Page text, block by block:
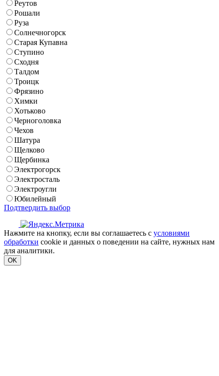
Реутов
Рошали
Руза
Солнечногорск
Старая Купавна
Ступино
Сходня
Талдом
Троицк
Фрязино
Химки
Хотьково
Черноголовка
Чехов
Шатура
Щелково
Щербинка
Электрогорск
Электросталь
Электроугли
Юбилейный
Подтвердить выбор
Нажмите на кнопку, если вы соглашаетесь с условиями
обработки cookie и данных о поведении на сайте, нужных нам
для аналитики.
OK